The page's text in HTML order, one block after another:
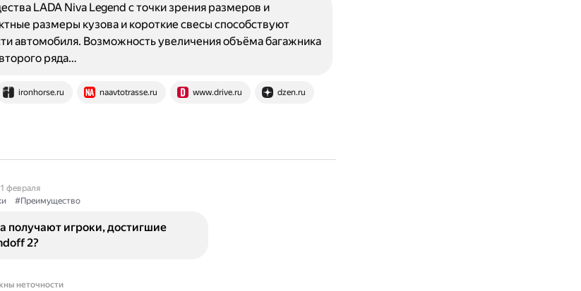
ironhorse.ru naavtotrasse.ru www.drive.ru dzen.ru
LADA Niva Legend с точки зрения размеров и
размеры кузова и короткие свесы способствуют
автомобиля. Возможность увеличения объёма багажника
ряда…
1 февраля
#Преимущество
получают игроки, достигшие
2?
неточности